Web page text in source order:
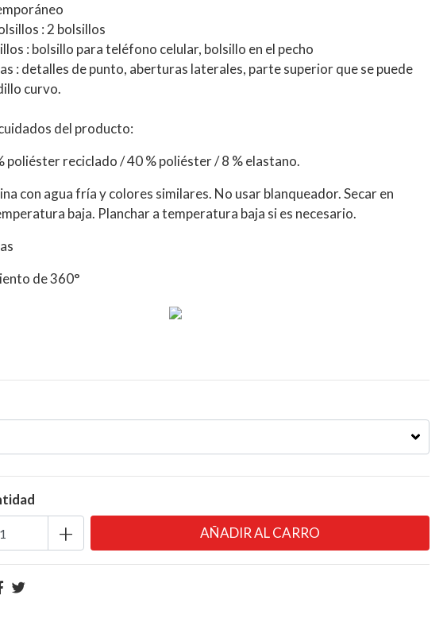
: 2 bolsillos
: bolsillo para teléfono celular, bolsillo en el pecho
: detalles de punto, aberturas laterales, parte superior que se puede
curvo.
del producto:
poliéster reciclado / 40 % poliéster / 8 % elastano.
con agua fría y colores similares. No usar blanqueador. Secar en
baja. Planchar a temperatura baja si es necesario.
de 360°
+